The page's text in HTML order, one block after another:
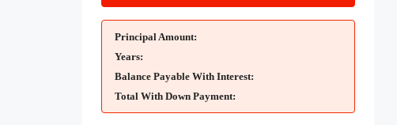
Principal Amount:
Years:
Balance Payable With Interest:
Total With Down Payment: